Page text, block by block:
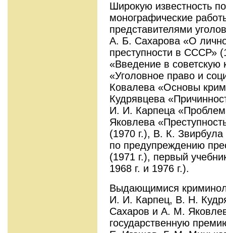
Широкую известность
монографические
представителями
А. Б. Сахарова «О
преступности в СССР»
«Введение в советскую
«Уголовное право и
Ковалева «Основы
Кудрявцева
И. И. Карпеца
Яковлева
(1970 г.), В. К. Звирбула
по предупреждению
(1971 г.), первый
1968 г. и 1976 г.).
Выдающимися
И. И. Карпец, В. Н.
Сахаров и A. M.
государственную